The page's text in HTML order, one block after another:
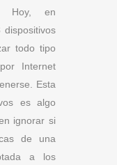
Hoy, en
dispositivos
todo tipo
Internet
Esta
es algo
ignorar si
de una
a los